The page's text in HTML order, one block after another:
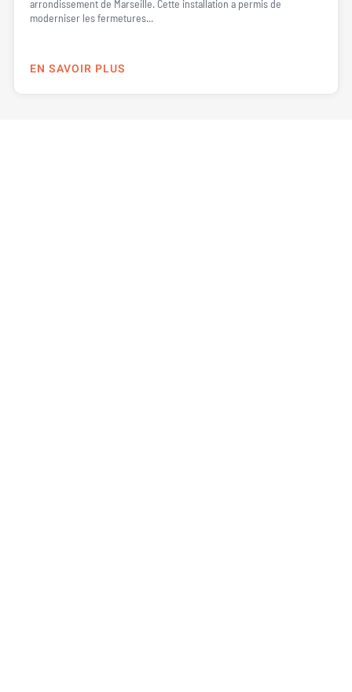
arrondissement de Marseille. Cette installation a permis de
moderniser les fermetures...
EN SAVOIR PLUS